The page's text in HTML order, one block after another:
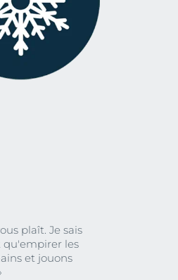
plaît. Je sais
qu'empirer les
et jouons